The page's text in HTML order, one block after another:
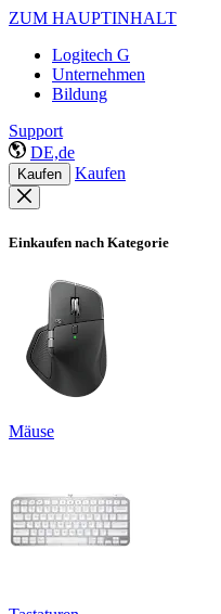
ZUM HAUPTINHALT
Logitech G
Unternehmen
Bildung
Support
DE,de
Kaufen Kaufen
Einkaufen nach Kategorie
Mäuse